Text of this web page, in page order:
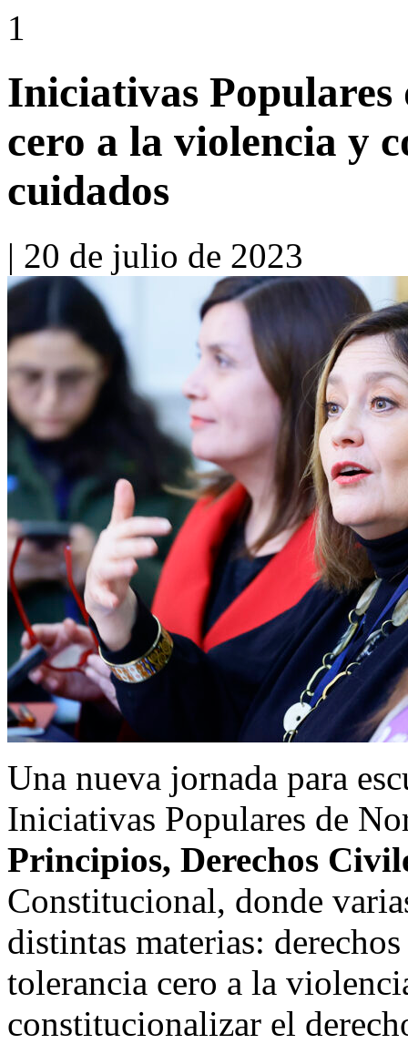
1
Iniciativas
cero a la violencia y
cuidados
| 20 de julio de 2023
Una nueva jornada para
Iniciativas Populares de
Principios, Derechos
Constitucional, donde
distintas materias:
tolerancia cero a la
constitucionalizar el